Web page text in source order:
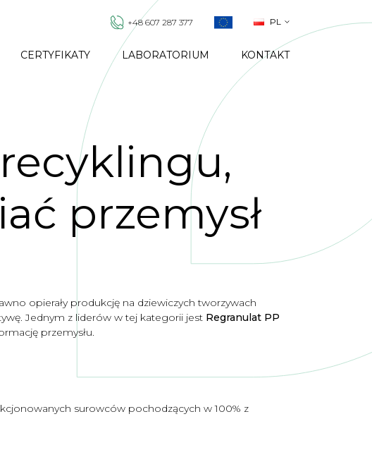
+48 607 287 377 PL
CERTYFIKATY LABORATORIUM KONTAKT
przemysł
opierały produkcję na dziewiczych tworzywach
Jednym z liderów w tej kategorii jest Regranulat PP
przemysłu.
surowców pochodzących w 100% z